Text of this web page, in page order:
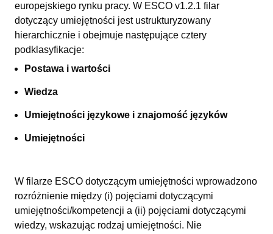
europejskiego rynku pracy. W ESCO v1.2.1 filar
dotyczący umiejętności jest ustrukturyzowany
hierarchicznie i obejmuje następujące cztery
podklasyfikacje:
Postawa i wartości
Wiedza
Umiejętności językowe i znajomość języków
Umiejętności
W filarze ESCO dotyczącym umiejętności wprowadzono
rozróżnienie między (i) pojęciami dotyczącymi
umiejętności/kompetencji a (ii) pojęciami dotyczącymi
wiedzy, wskazując rodzaj umiejętności. Nie